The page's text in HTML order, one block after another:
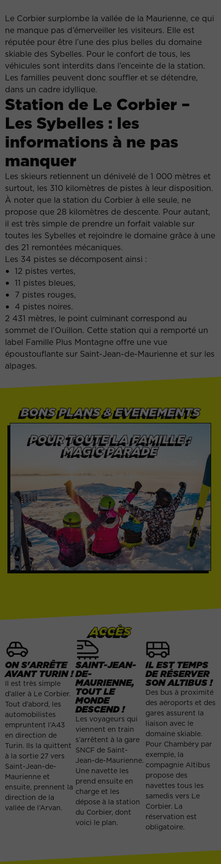
Le Corbier surplombe la vallée de la Maurienne, ce qui
ne manque pas d’émerveiller les visiteurs. Elle est
réputée pour être l’une des plus belles du domaine
skiable des Sybelles. Pour le confort de tous, les
véhicules sont interdits dans l’enceinte de la station.
Les familles peuvent donc souffler et se détendre,
dans un cadre idyllique.
Station de Le Corbier –
Les Sybelles : les
informations à ne pas
manquer
Les skieurs retiennent un dénivelé de 1 000 mètres et
surtout, les 310 kilomètres de pistes à leur disposition.
À noter que la station du Corbier à elle seule, ne
propose que 28 kilomètres de descente. Pour autant,
il est très simple de prendre un forfait valable sur
toutes les Sybelles et rejoindre le domaine grâce à une
des 21 remontées mécaniques.
Les 34 pistes se décomposent ainsi :
12 pistes vertes,
11 pistes bleues,
7 pistes rouges,
4 pistes noires.
2 431 mètres, le point culminant correspond au
sommet de l’Ouillon. Cette station qui a remporté un
label Famille Plus Montagne offre une vue
époustouflante sur Saint-Jean-de-Maurienne et sur les
alpages.
BONS PLANS & EVENEMENTS
POUR TOUTE LA FAMILLE :
MAGIC PARADE
13/03/25 à 18h.
ACCÈS
ON S'ARRÊTE
AVANT TURIN !
Il est très simple
d’aller à Le Corbier.
Tout d’abord, les
automobilistes
empruntent l’A43
en direction de
Turin. Ils la quittent
à la sortie 27 vers
Saint-Jean-de-
Maurienne et
ensuite, prennent la
direction de la
vallée de l’Arvan.
SAINT-JEAN-
DE-
MAURIENNE,
TOUT LE
MONDE
DESCEND !
Les voyageurs qui
viennent en train
s’arrêtent à la gare
SNCF de Saint-
Jean-de-Maurienne.
Une navette les
prend ensuite en
charge et les
dépose à la station
du Corbier, dont
voici le plan.
IL EST TEMPS
DE RÉSERVER
SON ALTIBUS !
Des bus à proximité
des aéroports et des
gares assurent la
liaison avec le
domaine skiable.
Pour Chambéry par
exemple, la
compagnie Altibus
propose des
navettes tous les
samedis vers Le
Corbier. La
réservation est
obligatoire.